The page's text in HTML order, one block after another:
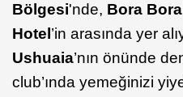
Bölgesi'nde, Bora
Hotel ’in arasında yer
Ushuaia’nın önünde
club’ında yemeğinizi